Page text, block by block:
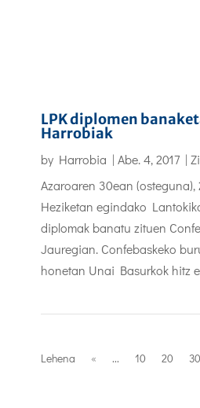
LPK diplomen
Harrobiak
by Harrobia | Abe. 4, 2017 |
Azaroaren 30ean
Heziketan egindako
diplomak banatu zituen
Jauregian. Confebaskeko
honetan Unai Basurkok hitz
Lehena
« ... 10 20 30